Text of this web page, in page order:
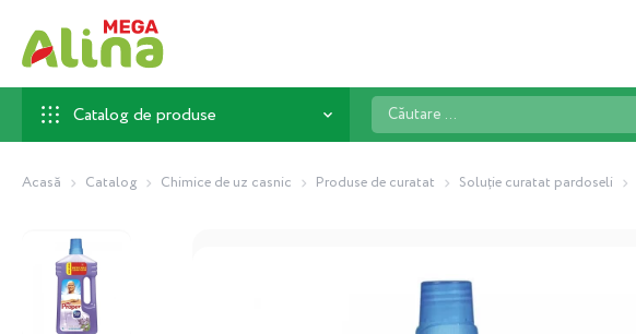
Catalog de produse
Căutare
...
Acasă Catalog Chimice de uz casnic Produse de curatat Soluție curatat pardoseli